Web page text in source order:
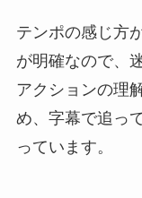
テンポの感じ方
が明確なので、
アクションの理
め、字幕で追っ
っています。